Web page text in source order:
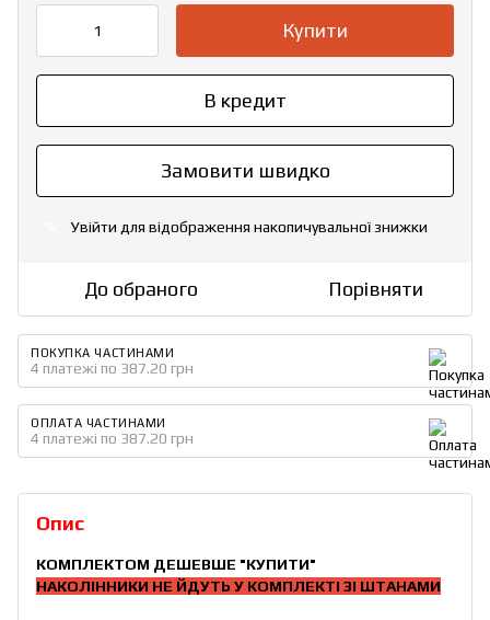
Купити
В кредит
Замовити швидко
Увійти для відображення накопичувальної знижки
До обраного Порівняти
ПОКУПКА ЧАСТИНАМИ
4 платежі по 387.20 грн
ОПЛАТА ЧАСТИНАМИ
4 платежі по 387.20 грн
Опис
КОМПЛЕКТОМ ДЕШЕВШЕ "КУПИТИ"
НАКОЛІННИКИ НЕ ЙДУТЬ У КОМПЛЕКТІ ЗІ ШТАНАМИ